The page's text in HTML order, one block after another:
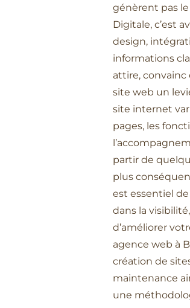
génèrent pas
Digitale, c’est
design,
informations
attire,
site web un
site internet
pages, les
partir de
plus
est essentiel
dans la
d’améliorer
agence web à
création de
maintenance
une